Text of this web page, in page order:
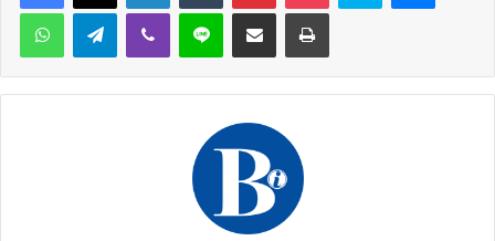
WhatsAppTelegramViber Ligne Partager par email Imprimer